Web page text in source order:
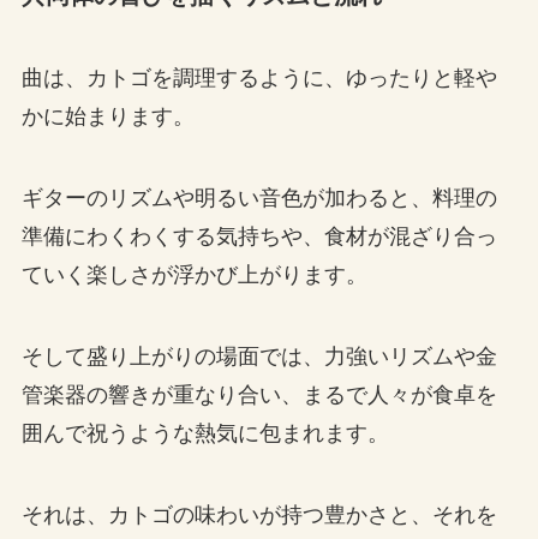
曲は、カトゴを調理するように、ゆったりと軽や
かに始まります。
ギターのリズムや明るい音色が加わると、料理の
準備にわくわくする気持ちや、食材が混ざり合っ
ていく楽しさが浮かび上がります。
そして盛り上がりの場面では、力強いリズムや金
管楽器の響きが重なり合い、まるで人々が食卓を
囲んで祝うような熱気に包まれます。
それは、カトゴの味わいが持つ豊かさと、それを